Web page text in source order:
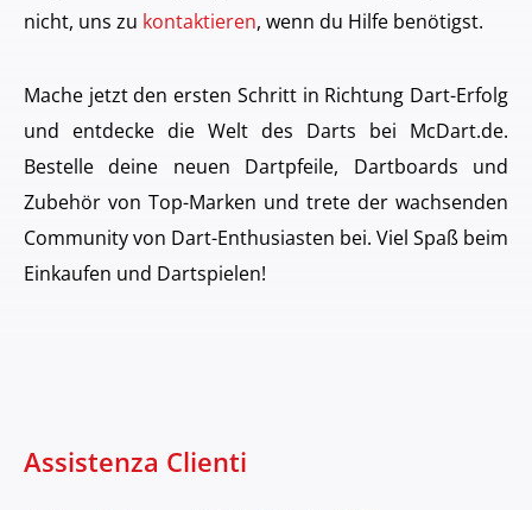
nicht, uns zu kontaktieren, wenn du Hilfe benötigst.
Mache jetzt den ersten Schritt in Richtung Dart-Erfolg
und entdecke die Welt des Darts bei McDart.de.
Bestelle deine neuen Dartpfeile, Dartboards und
Zubehör von Top-Marken und trete der wachsenden
Community von Dart-Enthusiasten bei. Viel Spaß beim
Einkaufen und Dartspielen!
Assistenza Clienti